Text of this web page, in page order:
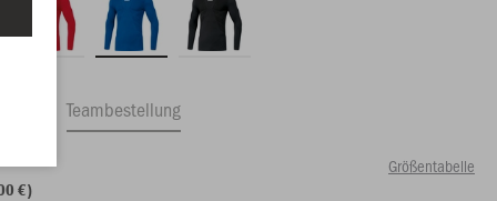
Teambestellung
Größentabelle
€)